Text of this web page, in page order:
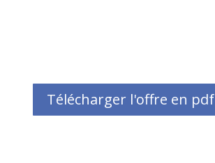
Télécharger l'offre en pdf